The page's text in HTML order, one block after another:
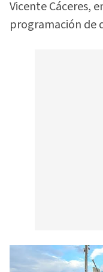
Vicente Cáceres,
programación de